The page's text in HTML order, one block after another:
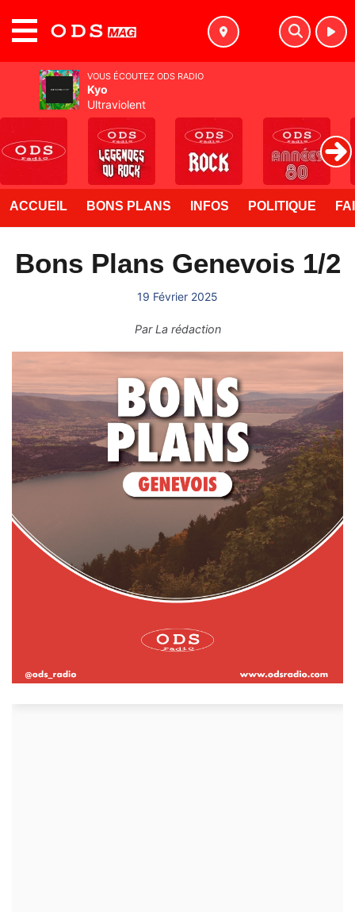
ACCUEIL BONS PLANS INFOS POLITIQUE
Bons Plans Genevois 1/2
19 Février 2025
ParLa rédaction
VOUS ÉCOUTEZ ODS RADIO
Kyo
Ultraviolent